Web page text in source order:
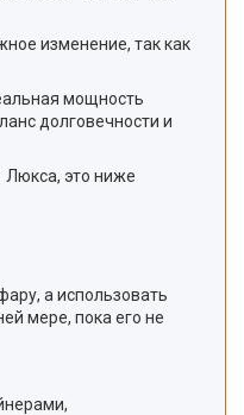
изменение, так как
мощность
долговечности и
Люкса, это ниже
а использовать
мере, пока его не